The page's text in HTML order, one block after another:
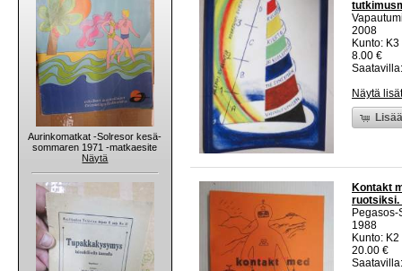
Aurinkomatkat -Solresor kesä-
sommaren 1971 -matkaesite
Näytä
2008
Kunto:
8.00 €
Näytä
Kontakt
ruotsiksi.
Pegasos-
1988
Kunto:
20.00 €